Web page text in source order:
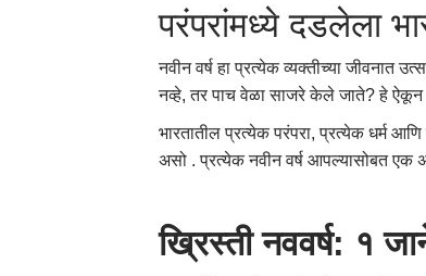
परंपरांमध्ये दडलेला
नवीन वर्ष हा प्रत्येक व्यक्तीच्या जीवनात
नव्हे, तर पाच वेळा साजरे केले जाते? हे ऐकून
भारतातील प्रत्येक परंपरा, प्रत्येक धर्म
असो . प्रत्येक नवीन वर्ष आपल्यासोबत
ख्रिस्ती नववर्ष: १